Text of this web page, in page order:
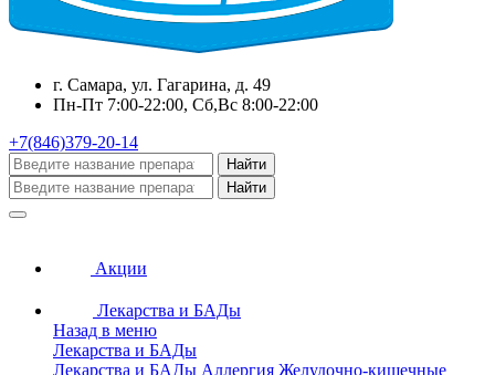
г. Самара, ул. Гагарина, д. 49
Пн-Пт 7:00-22:00, Сб,Вс 8:00-22:00
+7(846)379-20-14
Найти
Найти
Акции
Лекарства и БАДы
Назад в меню
Лекарства и БАДы
Лекарства и БАДы Аллергия Желудочно-кишечные